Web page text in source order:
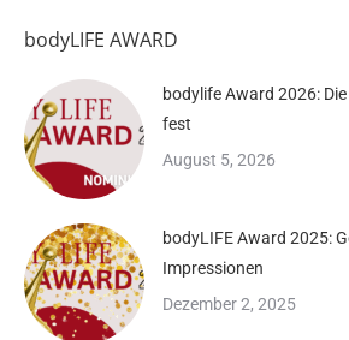
bodyLIFE AWARD
bodylife Award 2026:
fest
August 5, 2026
bodyLIFE Award 2025:
Impressionen
Dezember 2, 2025